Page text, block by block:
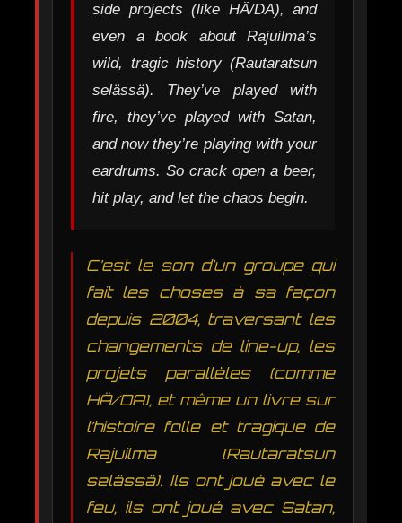
side projects (like HÄ/DA), and
even a book about Rajuilma’s
wild, tragic history (Rautaratsun
selässä). They’ve played with
fire, they’ve played with Satan,
and now they’re playing with your
eardrums. So crack open a beer,
hit play, and let the chaos begin.
C’est le son d’un groupe qui
fait les choses à sa façon
depuis 2004, traversant les
changements de line-up, les
projets parallèles (comme
HÄ/DA), et même un livre sur
l’histoire folle et tragique de
Rajuilma (Rautaratsun
selässä). Ils ont joué avec le
feu, ils ont joué avec Satan,